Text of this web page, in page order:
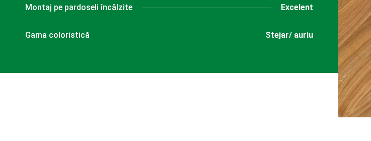
Montaj pe pardoseli încălzite Excelent
Gama coloristică Stejar/ auriu